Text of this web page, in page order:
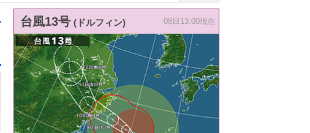
台風13号 (ドルフィン) 08日13:00現在